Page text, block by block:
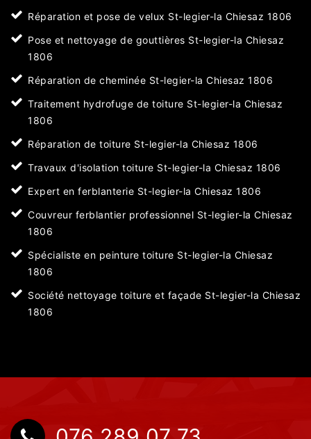
Réparation et pose de velux St-legier-la Chiesaz 1806
Pose et nettoyage de gouttières St-legier-la Chiesaz
1806
Réparation de cheminée St-legier-la Chiesaz 1806
Traitement hydrofuge de toiture St-legier-la Chiesaz
1806
Réparation de toiture St-legier-la Chiesaz 1806
Travaux d'isolation toiture St-legier-la Chiesaz 1806
Expert en ferblanterie St-legier-la Chiesaz 1806
Couvreur ferblantier professionnel St-legier-la Chiesaz
1806
Spécialiste en peinture toiture St-legier-la Chiesaz
1806
Société nettoyage toiture et façade St-legier-la Chiesaz
1806